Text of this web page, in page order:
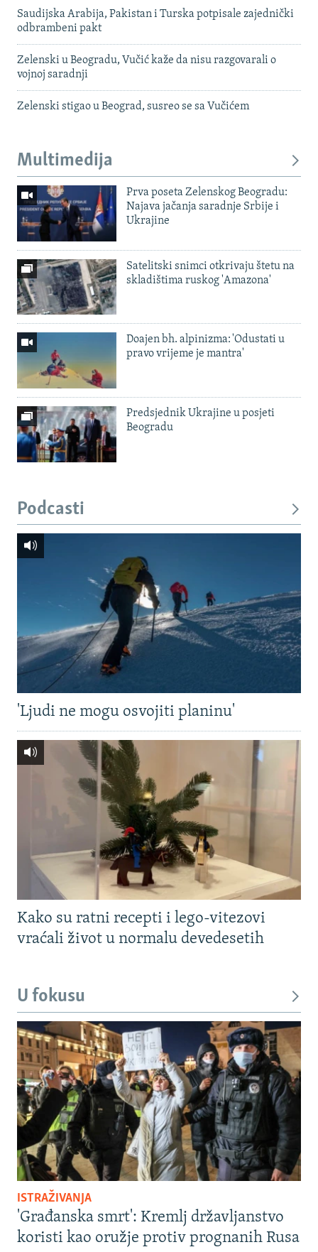
Saudijska Arabija, Pakistan i Turska potpisale zajednički
odbrambeni pakt
Zelenski u Beogradu, Vučić kaže da nisu razgovarali o
vojnoj saradnji
Zelenski stigao u Beograd, susreo se sa Vučićem
Multimedija
Prva poseta Zelenskog Beogradu:
Najava jačanja saradnje Srbije i
Ukrajine
Satelitski snimci otkrivaju štetu na
skladištima ruskog 'Amazona'
Doajen bh. alpinizma: 'Odustati u
pravo vrijeme je mantra'
Predsjednik Ukrajine u posjeti
Beogradu
Podcasti
'Ljudi ne mogu osvojiti planinu'
Kako su ratni recepti i lego-vitezovi
vraćali život u normalu devedesetih
U fokusu
ISTRAŽIVANJA
'Građanska smrt': Kremlj državljanstvo
koristi kao oružje protiv prognanih Rusa